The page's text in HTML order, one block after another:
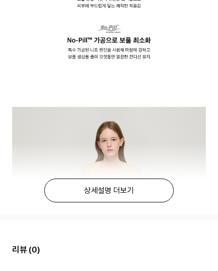
상세설명 더보기
리뷰 (0)